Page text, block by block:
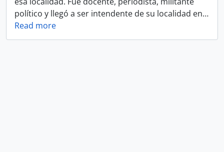
político y llegó a ser intendente de su localidad en…
Read more